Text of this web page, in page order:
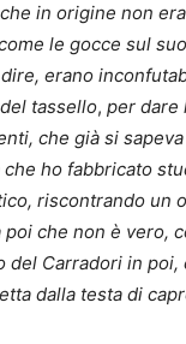
che in origine non
le gocce sul
erano
tassello, per dare
che già si
ho fabbricato
riscontrando un
che non è vero,
del Carradori in poi,
dalla testa di